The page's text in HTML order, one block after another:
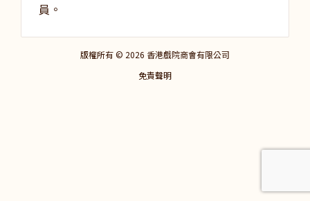
員。
版權所有 © 2026 香港戲院商會有限公司
免責聲明